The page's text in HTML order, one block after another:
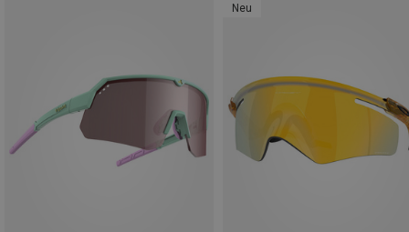
Neu